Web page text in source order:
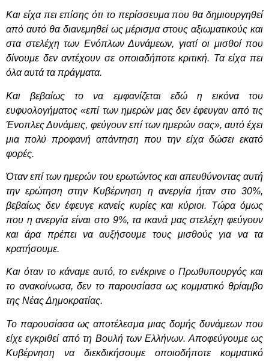
Και είχα πει επίσης ότι το περίσσευμα που θα δημιουργηθεί
από αυτό θα διανεμηθεί ως μέρισμα στους αξιωματικούς και
στα στελέχη των Ενόπλων Δυνάμεων, γιατί οι μισθοί που
δίνουμε δεν αντέχουν σε οποιαδήποτε κριτική. Τα είχα πει
όλα αυτά τα πράγματα.
Και βεβαίως το να εμφανίζεται εδώ η εικόνα του
ευφυολογήματος «επί των ημερών μας δεν έφευγαν από τις
Ένοπλες Δυνάμεις, φεύγουν επί των ημερών σας», αυτό έχει
μια πολύ προφανή απάντηση που την είχα δώσει εκατό
φορές.
Όταν επί των ημερών του ερωτώντος και απευθύνοντας αυτή
την ερώτηση στην Κυβέρνηση η ανεργία ήταν στο 30%,
βεβαίως δεν έφευγε κανείς κυρίες και κύριοι. Τώρα όμως
που η ανεργία είναι στο 9%, τα ικανά μας στελέχη φεύγουν
και άρα πρέπει να αυξήσουμε τους μισθούς για να τα
κρατήσουμε.
Και όταν το κάναμε αυτό, το ενέκρινε ο Πρωθυπουργός και
το ανακοίνωσα, δεν το παρουσίασα ως κομματικό θρίαμβο
της Νέας Δημοκρατίας.
Το παρουσίασα ως αποτέλεσμα μιας δομής δυνάμεων που
είχε εγκριθεί από τη Βουλή των Ελλήνων. Αποφεύγουμε ως
Κυβέρνηση να διεκδικήσουμε οποιοδήποτε κομματικό